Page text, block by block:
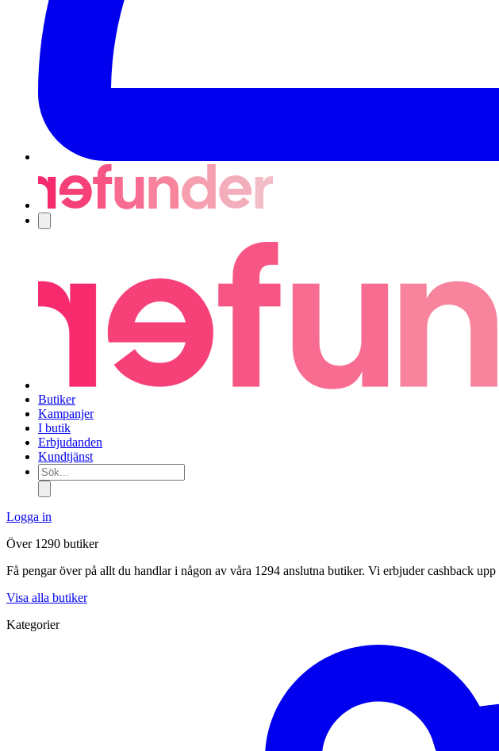
Butiker
Kampanjer
I butik
Erbjudanden
Kundtjänst
Sök...
Logga in
Över 1290 butiker
Få pengar över på allt du handlar i någon av våra 1294 anslutna butiker. Vi erbjuder cashback
Visa alla butiker
Kategorier